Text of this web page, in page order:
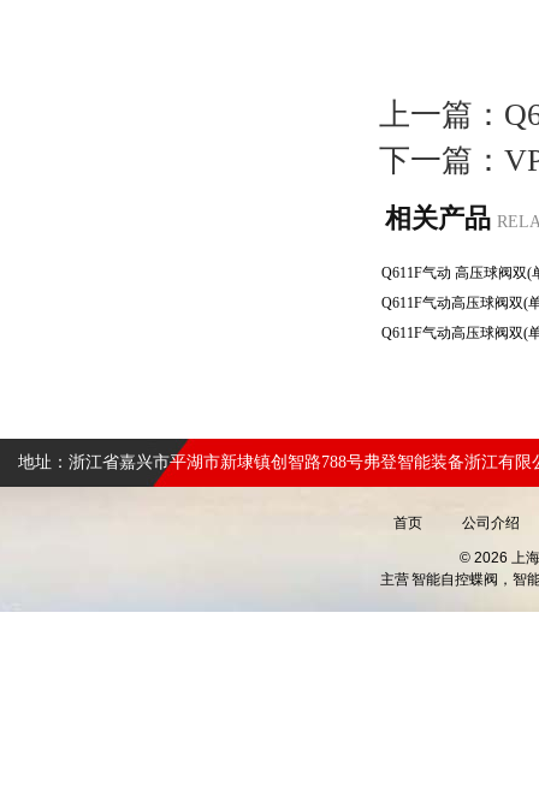
上一篇：
下一篇：
相关产品
地址：浙江省嘉兴市平湖市新埭镇创智路788号弗登智能装备浙江有限
首页 公司介绍
© 2026 上
主营智能自控蝶阀，智